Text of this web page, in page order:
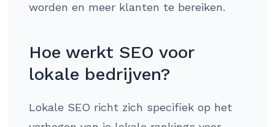
worden en meer klanten te bereiken.
Hoe werkt SEO voor
lokale bedrijven?
Lokale SEO richt zich specifiek op het